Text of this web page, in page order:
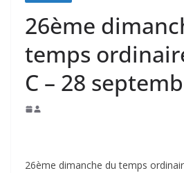
26ème
temps
C – 28
26ème dimanche du temps